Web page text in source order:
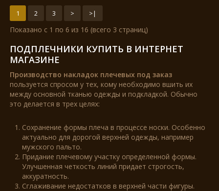
1 2 3 > >|
Показано с 1 по 6 из 16 (всего 3 страниц)
ПОДПЛЕЧНИКИ КУПИТЬ В ИНТЕРНЕТ
МАГАЗИНЕ
Производство накладок плечевых под заказ
пользуется спросом у тех, кому необходимо вшить их
между основной тканью одежды и подкладкой. Обычно
это делается в трех целях:
Сохранение формы плеча в процессе носки. Особенно
актуально для дорогой верхней одежды, например
мужского пальто.
Придание плечевому участку определенной формы.
Улучшенная четкость линий придает строгость,
аккуратность.
Сглаживание недостатков в верхней части фигуры.